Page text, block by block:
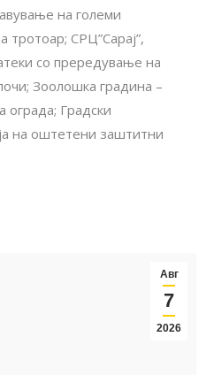
на големи
тротоар; СРЦ”Сарај”,
со прередување на
Зоолошка градина –
Градски
на оштетени заштитни
Авг
7
2026